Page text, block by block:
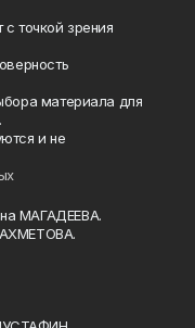
точкой зрения
материала для
и не
МАГАДЕЕВА.